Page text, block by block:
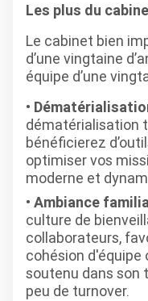
Les plus du
Le cabinet bien
d’une vingtaine
équipe d’une
dématérialisation
bénéficierez
optimiser vos
moderne et
Ambiance
culture de
collaborateurs,
cohésion d'équipe
soutenu dans son
peu de turnover.